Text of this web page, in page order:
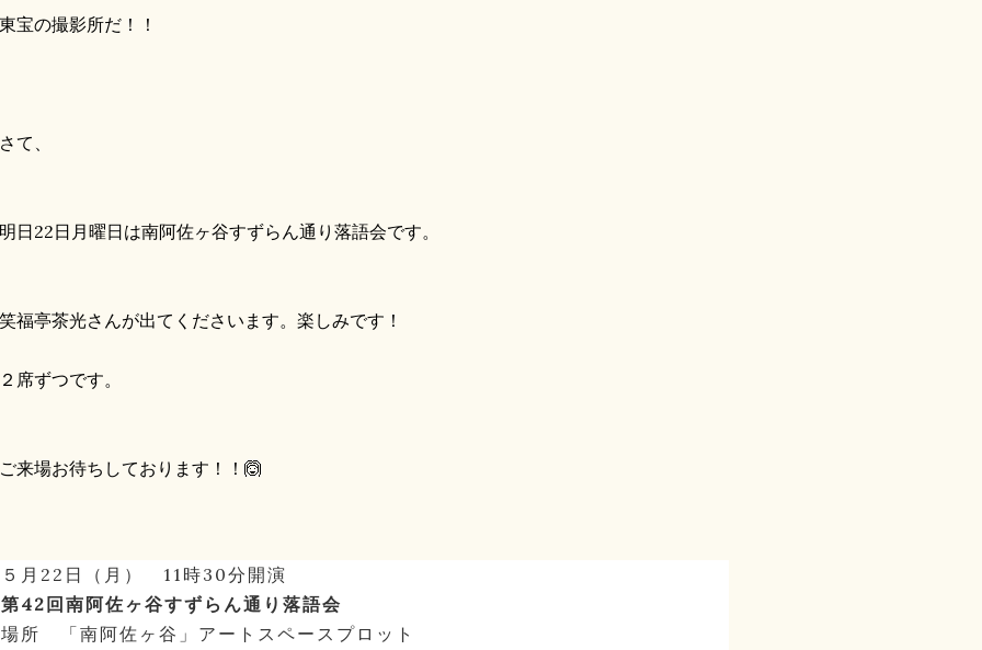
の撮影所だ！！
、
22日月曜日は南阿佐ヶ谷すずらん通り落語会です。
亭茶光さんが出てくださいます。楽しみです！
ずつです。
場お待ちしております！！🙆
月22日（月） 11時30分開演
第42回南阿佐ヶ谷すずらん通り落語会
「南阿佐ヶ谷」アートスペースプロット